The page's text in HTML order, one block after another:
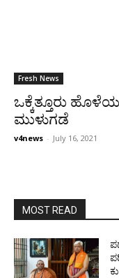
Fresh News
ಒಕ್ಕೆತ್ತೂರು ಹೊಳೆಯ
ಮುಳುಗಡೆ
v4news - July 16, 2021
MOST READ